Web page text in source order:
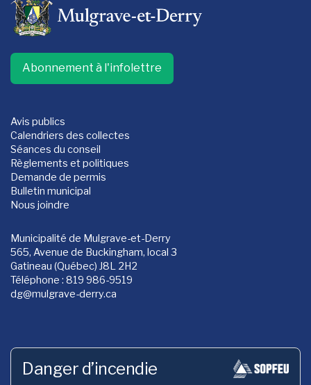
Abonnement à l'infolettre
Avis publics
Calendriers des collectes
Séances du conseil
Règlements et politiques
Demande de permis
Bulletin municipal
Nous joindre
Municipalité de Mulgrave-et-Derry
565, Avenue de Buckingham, local 3
Gatineau (Québec) J8L 2H2
Téléphone : 819 986-9519
dg@mulgrave-derry.ca
Danger d’incendie